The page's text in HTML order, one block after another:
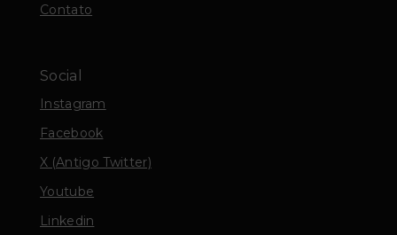
Contato
Social
Instagram
Facebook
X (Antigo Twitter)
Youtube
Linkedin